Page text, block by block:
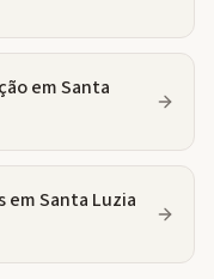
emSanta
emSanta Luzia